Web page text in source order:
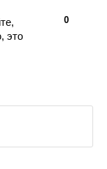
0
это